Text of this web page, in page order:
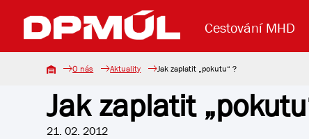
Cestování MHD
Uzavření mostu Dr. E. Beneše Koupit
Lanová dráha Reklama
Základní údaje Aktuality
O nás Aktuality Jak zaplatit „pokutu“ ?
Jak zaplatit
21. 02. 2012